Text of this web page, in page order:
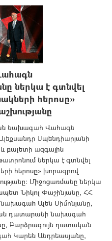
ներկա է գտնվել
հերոսը»
նախագահ Վահագն
Սպենդիարյանի
բալետի ազգային
ներկա է գտնվել
հերոսը» խորագրով
Միջոցառմանը ներկա
Նիկոլ Փաշինյանը, ՀՀ
նախագահ Ալեն Սիմոնյանը,
դատարանի նախագահ
Բարձրագույն դատական
Կարեն Անդրեասյանը,